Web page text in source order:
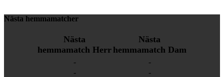
Nästa hemmamatcher
Nästa
hemmamatch Herr
-
-
Nästa
hemmamatch Dam
-
-